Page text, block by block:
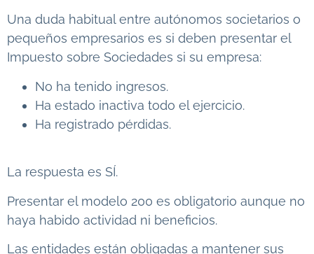
Una duda habitual entre autónomos societarios o
pequeños empresarios es si deben presentar el
Impuesto sobre Sociedades si su empresa:
No ha tenido ingresos.
Ha estado inactiva todo el ejercicio.
Ha registrado pérdidas.
La respuesta es SÍ.
Presentar el modelo 200 es obligatorio aunque no
haya habido actividad ni beneficios.
Las entidades están obligadas a mantener sus